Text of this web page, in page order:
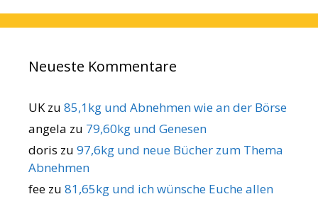
Neueste Kommentare
UKzu 85,1kg und Abnehmen wie an der Börse
angela zu 79,60kg und Genesen
doris zu 97,6kg und neue Bücher zum Thema
Abnehmen
fee zu 81,65kg und ich wünsche Euche allen